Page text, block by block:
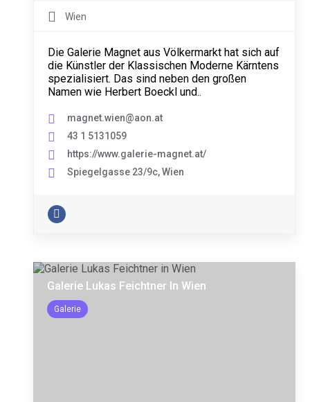
Wien
Die Galerie Magnet aus Völkermarkt hat sich auf
die Künstler der Klassischen Moderne Kärntens
spezialisiert. Das sind neben den großen
Namen wie Herbert Boeckl und..
magnet.wien@aon.at
43 1 5131059
https://www.galerie-magnet.at/
Spiegelgasse 23/9c, Wien
Galerie Lukas Feichtner In Wien
Galerie